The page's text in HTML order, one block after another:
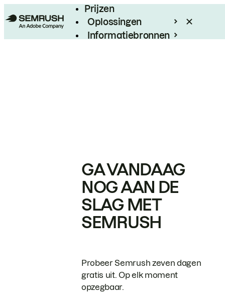
Prijzen
Oplossingen
Informatiebronnen
GA VANDAAG
NOG AAN DE
SLAG MET
SEMRUSH
Probeer Semrush zeven dagen
gratis uit. Op elk moment
opzegbaar.